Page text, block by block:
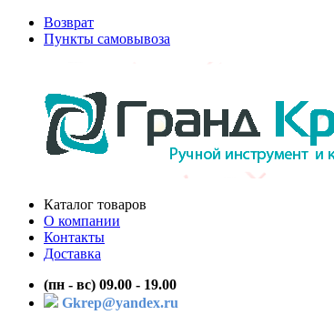
Возврат
Пункты самовывоза
Каталог товаров
О компании
Контакты
Доставка
(пн - вс) 09.00 - 19.00
Gkrep@yandex.ru